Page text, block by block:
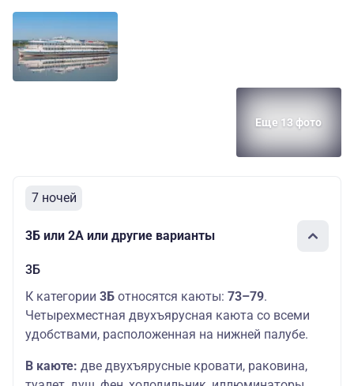
палуба
Средняя
палуба
1А
Средняя
руб.
Дополнительных
115200
руб.
Средняя
палуба
Основных мест:
Еще 13 фото
7 ночей
3Б или 2А или другие варианты
3Б
К категории 3Б относятся каюты: 73–79.
Четырехместная двухъярусная каюта со всеми
удобствами, расположенная на нижней палубе.
В каюте: две двухъярусные кровати, раковина,